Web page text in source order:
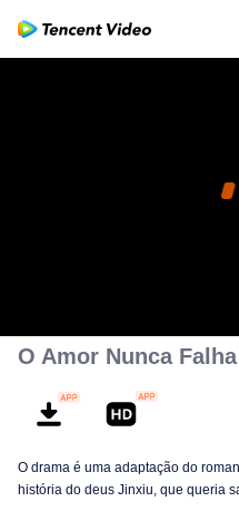
O Amor Nunca Falha
O drama é uma adaptação do
história do deus Jinxiu, que queria